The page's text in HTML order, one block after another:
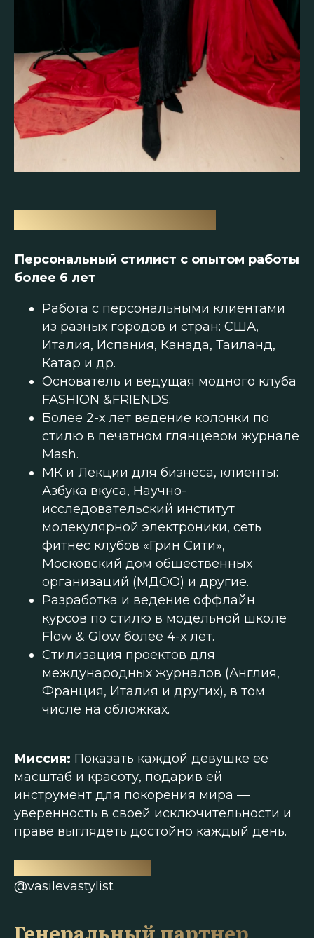
Персональный стилист с опытом работы
более 6 лет
Работа с персональными клиентами
из разных городов и стран: США,
Италия, Испания, Канада, Таиланд,
Катар и др.
Основатель и ведущая модного клуба
FASHION &FRIENDS.
Более 2-х лет ведение колонки по
стилю в печатном глянцевом журнале
Mash.
МК и Лекции для бизнеса, клиенты:
Азбука вкуса, Научно-
исследовательский институт
молекулярной электроники, сеть
фитнес клубов «Грин Сити»,
Московский дом общественных
организаций (МДОО) и другие.
Разработка и ведение оффлайн
курсов по стилю в модельной школе
Flow & Glow более 4-х лет.
Стилизация проектов для
международных журналов (Англия,
Франция, Италия и других), в том
числе на обложках.
Миссия: Показать каждой девушке её
масштаб и красоту, подарив ей
инструмент для покорения мира —
уверенность в своей исключительности и
праве выглядеть достойно каждый день.
@vasilevastylist